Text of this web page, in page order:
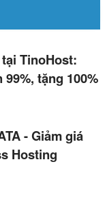
TinoHost:
tặng 100%
- Giảm giá
Hosting